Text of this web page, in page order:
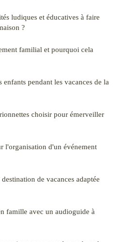
ludiques et éducatives à faire
?
familial et pourquoi cela
enfants pendant les vacances de la
choisir pour émerveiller
l'organisation d'un événement
de vacances adaptée
famille avec un audioguide à